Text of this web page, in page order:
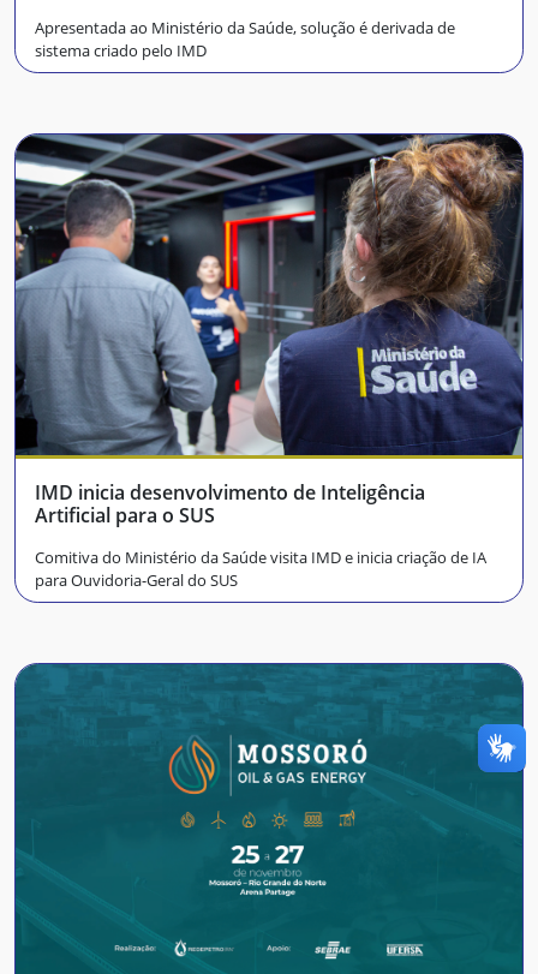
Apresentada ao Ministério da Saúde, solução é derivada de
sistema criado pelo IMD
IMD inicia desenvolvimento de Inteligência
Artificial para o SUS
Comitiva do Ministério da Saúde visita IMD e inicia criação de IA
para Ouvidoria-Geral do SUS